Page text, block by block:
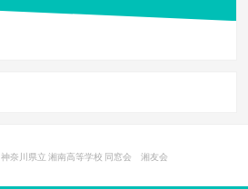
神奈川県立 湘南高等学校 同窓会 湘友会